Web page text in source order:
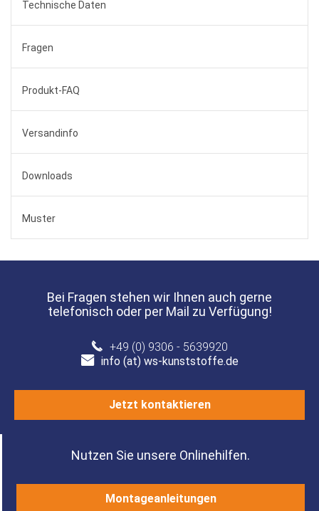
Technische Daten
Fragen
Produkt-FAQ
Versandinfo
Downloads
Muster
Bei Fragen stehen wir Ihnen auch gerne
telefonisch oder per Mail zu Verfügung!
+49 (0) 9306 - 5639920
info (at) ws-kunststoffe.de
Jetzt kontaktieren
Nutzen Sie unsere Onlinehilfen.
Montageanleitungen